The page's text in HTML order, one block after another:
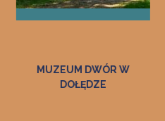
MUZEUM HISTORII
TARNOWA I REGIONU